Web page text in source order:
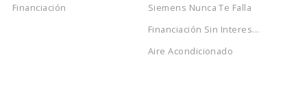
Financiación
Siemens Nunca Te Falla
Financiación Sin Interes...
Aire Acondicionado